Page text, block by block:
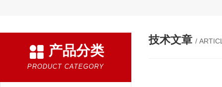
产品分类
PRODUCT CATEGORY
技术文章 /